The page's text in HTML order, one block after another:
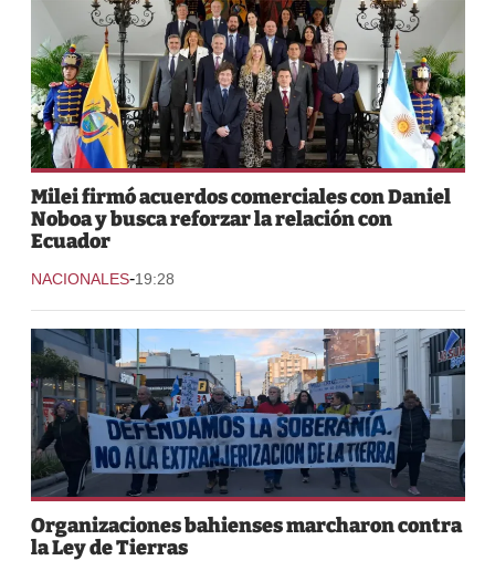
Milei firmó acuerdos comerciales con Daniel
Noboa y busca reforzar la relación con
Ecuador
NACIONALES-19:28
Organizaciones bahienses marcharon contra
la Ley de Tierras